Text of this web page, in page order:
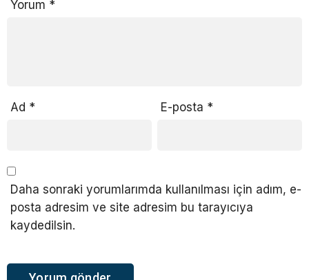
Yorum *
Ad * E-posta *
Daha sonraki yorumlarımda kullanılması için adım, e-
posta adresim ve site adresim bu tarayıcıya
kaydedilsin.